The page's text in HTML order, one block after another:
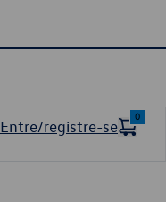
Entre/registre-se
0